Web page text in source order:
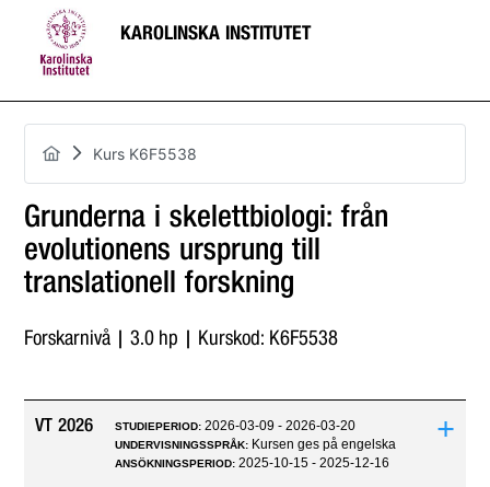
KAROLINSKA INSTITUTET
Kurs K6F5538
Grunderna i skelettbiologi: från
evolutionens ursprung till
translationell forskning
Forskarnivå | 3.0 hp | Kurskod: K6F5538
VT 2026 STUDIEPERIOD:2026-03-09 - 2026-03-20
UNDERVISNINGSSPRÅK: Kursen ges på engelska
ANSÖKNINGSPERIOD:2025-10-15 - 2025-12-16
+